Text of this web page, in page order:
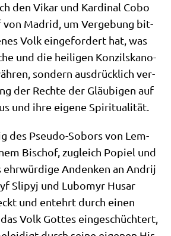
den Vikar und Kar­di­nal Cobo
von Madrid, um Ver­ge­bung bit­
Volk ein­ge­for­dert hat, was
und die hei­li­gen Kon­zils­ka­no­
son­dern aus­drück­lich ver­
der Rech­te der Gläu­bi­gen auf
und ihre eige­ne Spiritualität.
des Pseu­do-Sobors von Lem­
Bischof, zugleich Popiel und
ehr­wür­di­ge Andenken an Andrij
Slipyj und Lub­o­myr Husar
und ent­ehrt durch einen
Volk Got­tes ein­ge­schüch­tert,